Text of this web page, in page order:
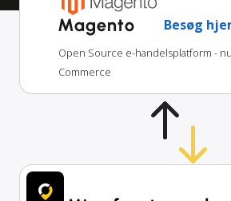
Magento Besøg
Open Source e-handelsplatform -
Commerce